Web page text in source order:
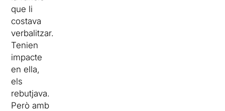
que li
costava
verbalitzar.
Tenien
impacte
en ella,
els
rebutjava.
Però amb